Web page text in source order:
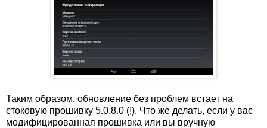
Таким образом, обновление без проблем встает на
стоковую прошивку 5.0.8.0 (!). Что же делать, если у вас
модифицированная прошивка или вы вручную